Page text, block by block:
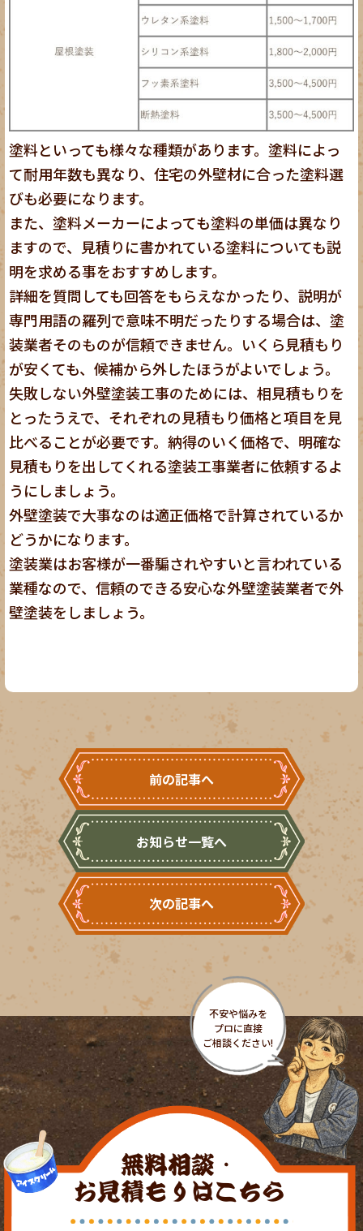
塗料といっても様々な種類があります。塗料によっ
て耐用年数も異なり、住宅の外壁材に合った塗料選
びも必要になります。
また、塗料メーカーによっても塗料の単価は異なり
ますので、見積りに書かれている塗料についても説
明を求める事をおすすめします。
詳細を質問しても回答をもらえなかったり、説明が
専門用語の羅列で意味不明だったりする場合は、塗
装業者そのものが信頼できません。いくら見積もり
が安くても、候補から外したほうがよいでしょう。
失敗しない外壁塗装工事のためには、相見積もりを
とったうえで、それぞれの見積もり価格と項目を見
比べることが必要です。納得のいく価格で、明確な
見積もりを出してくれる塗装工事業者に依頼するよ
うにしましょう。
外壁塗装で大事なのは適正価格で計算されているか
どうかになります。
塗装業はお客様が一番騙されやすいと言われている
業種なので、信頼のできる安心な外壁塗装業者で外
壁塗装をしましょう。
前の記事へ
お知らせ一覧へ
次の記事へ
無料相談・
お見積もりはこちら